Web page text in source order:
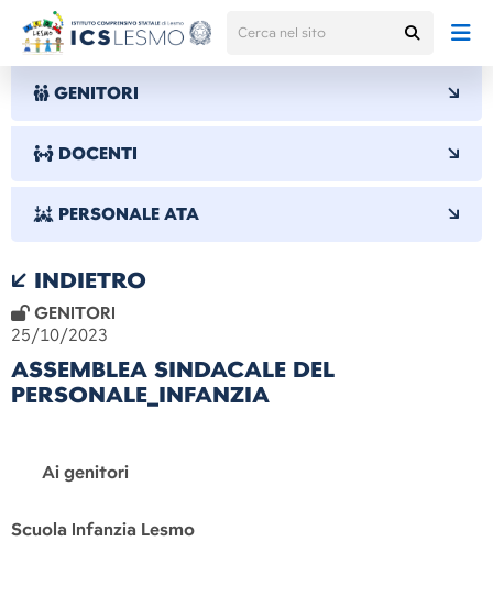
GENITORI
DOCENTI
PERSONALE ATA
INDIETRO
GENITORI
25/10/2023
ASSEMBLEA SINDACALE DEL
PERSONALE_INFANZIA
Ai genitori
Scuola Infanzia Lesmo